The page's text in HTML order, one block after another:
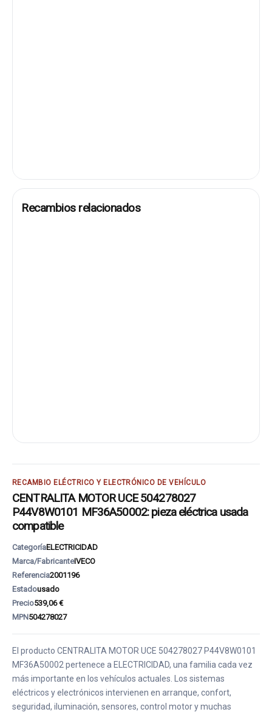
Recambios relacionados
RECAMBIO ELÉCTRICO Y ELECTRÓNICO DE VEHÍCULO
CENTRALITA MOTOR UCE 504278027
P44V8W0101 MF36A50002: pieza eléctrica usada
compatible
CategoríaELECTRICIDAD
Marca/FabricanteIVECO
Referencia2001196
Estadousado
Precio539,06 €
MPN504278027
El producto CENTRALITA MOTOR UCE 504278027 P44V8W0101
MF36A50002 pertenece a ELECTRICIDAD, una familia cada vez
más importante en los vehículos actuales. Los sistemas
eléctricos y electrónicos intervienen en arranque, confort,
seguridad, iluminación, sensores, control motor y muchas